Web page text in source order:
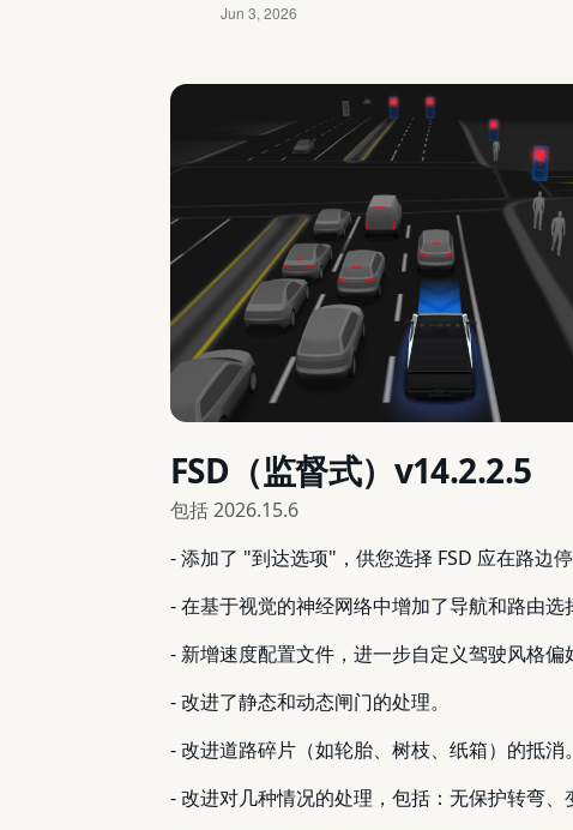
FSD（监督式）v14.2.2.5
包括2026.15.6
- 添加了 "到达选项"，供您选择 FSD 应在路边停
- 在基于视觉的神经网络中增加了导航和路由选
- 新增速度配置文件，进一步自定义驾驶风格偏
- 改进了静态和动态闸门的处理。
- 改进道路碎片（如轮胎、树枝、纸箱）的抵消。
- 改进对几种情况的处理，包括：无保护转弯、